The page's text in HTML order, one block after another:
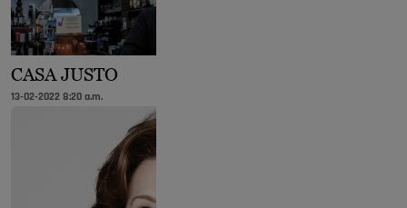
CASA JUSTO
13-02-2022 8:20 a.m.